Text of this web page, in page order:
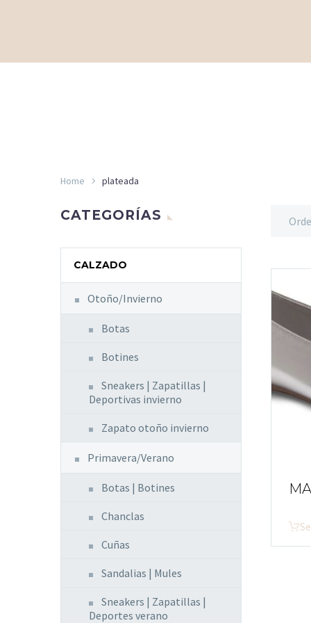
Home plateada
CATEGORÍAS
CALZADO
Otoño/Invierno
Botas
Botines
Sneakers | Zapatillas |
Deportivas invierno
Zapato otoño invierno
Primavera/Verano
Botas | Botines
Chanclas
Cuñas
Sandalias | Mules
Sneakers | Zapatillas |
Deportes verano